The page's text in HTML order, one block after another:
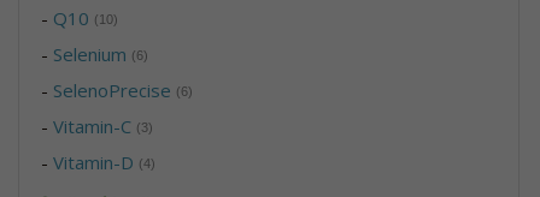
- Q10 (10)
- Selenium (6)
- SelenoPrecise (6)
-Vitamin-C (3)
-Vitamin-D (4)